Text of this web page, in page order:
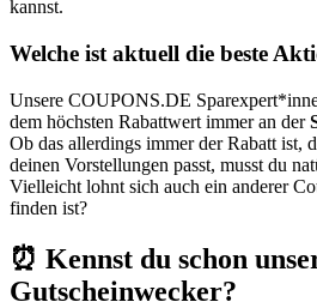
kannst.
Welche ist aktuell die beste
Unsere COUPONS.DE
dem höchsten Rabattwert immer an der
Ob das allerdings immer der Rabatt ist,
deinen Vorstellungen passt, musst du
Vielleicht lohnt sich auch ein anderer
finden ist?
⏰ Kennst du schon
Gutscheinwecker?